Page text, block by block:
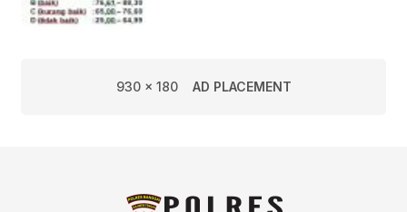
930 x 180 AD PLACEMENT